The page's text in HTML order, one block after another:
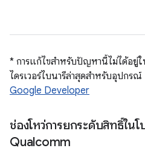
* การแก้ไขสำหรับปัญหานี้ไม่ได้อยู่
ไดรเวอร์ไบนารีล่าสุดสำหรับอุปกร
Google Developer
ช่องโหว่การยกระดับสิทธิ์ใน
Qualcomm